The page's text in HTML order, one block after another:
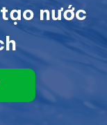
nước